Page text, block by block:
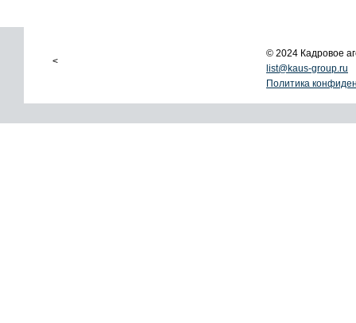
<
© 2024 Кадровое
list@kaus-group.ru
Политика